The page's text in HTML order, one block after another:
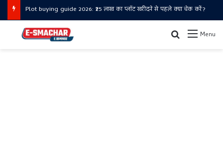
​Plot buying guide 2026: ₹25 लाख का प्लॉट खरीदने से पहले क्या चेक करें?
Menu
Search for